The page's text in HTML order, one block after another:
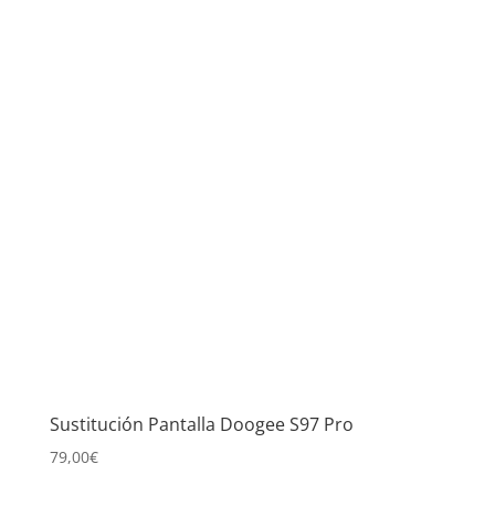
Sustitución Pantalla Doogee S97 Pro
79,00€